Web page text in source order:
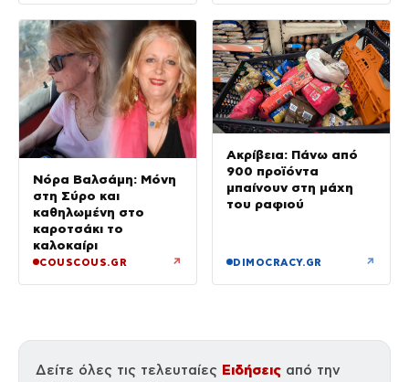
Νόρα Βαλσάμη: Μόνη
στη Σύρο και
καθηλωμένη στο
καροτσάκι το
καλοκαίρι
COUSCOUS.GR ↗
Ακρίβεια: Πάνω από
900 προϊόντα
μπαίνουν στη μάχη
του ραφιού
DIMOCRACY.GR ↗
Δείτε όλες τις τελευταίες Ειδήσεις από την